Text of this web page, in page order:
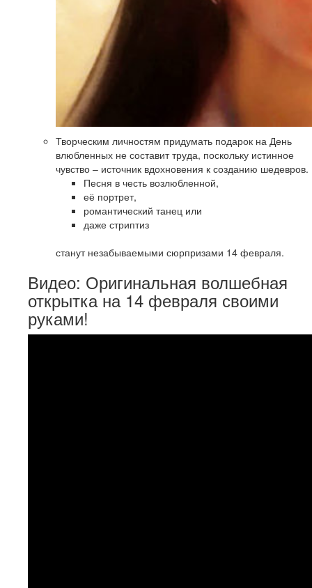
Творческим личностям придумать подарок на День
влюбленных не составит труда, поскольку истинное
чувство – источник вдохновения к созданию шедевров.
Песня в честь возлюбленной,
её портрет,
романтический танец или
даже стриптиз
станут незабываемыми сюрпризами 14 февраля.
Видео: Оригинальная волшебная
открытка на 14 февраля своими
руками!